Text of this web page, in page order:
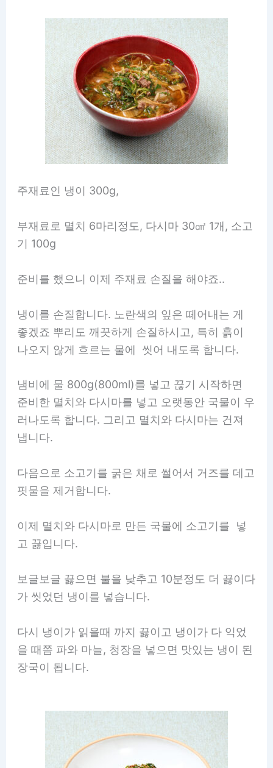
주재료인 냉이 300g,
부재료로 멸치 6마리정도, 다시마 30㎠ 1개, 소고
기 100g
준비를 했으니 이제 주재료 손질을 해야죠..
냉이를 손질합니다. 노란색의 잎은 떼어내는 게
좋겠죠 뿌리도 깨끗하게 손질하시고, 특히 흙이
나오지 않게 흐르는 물에 씻어 내도록 합니다.
냄비에 물 800g(800ml)를 넣고 끊기 시작하면
준비한 멸치와 다시마를 넣고 오랫동안 국물이 우
러나도록 합니다. 그리고 멸치와 다시마는 건져
냅니다.
다음으로 소고기를 굵은 채로 썰어서 거즈를 데고
핏물을 제거합니다.
이제 멸치와 다시마로 만든 국물에 소고기를 넣
고 끓입니다.
보글보글 끓으면 불을 낮추고 10분정도 더 끓이다
가 씻었던 냉이를 넣습니다.
다시 냉이가 읽을때 까지 끓이고 냉이가 다 익었
을 때쯤 파와 마늘, 청장을 넣으면 맛있는 냉이 된
장국이 됩니다.